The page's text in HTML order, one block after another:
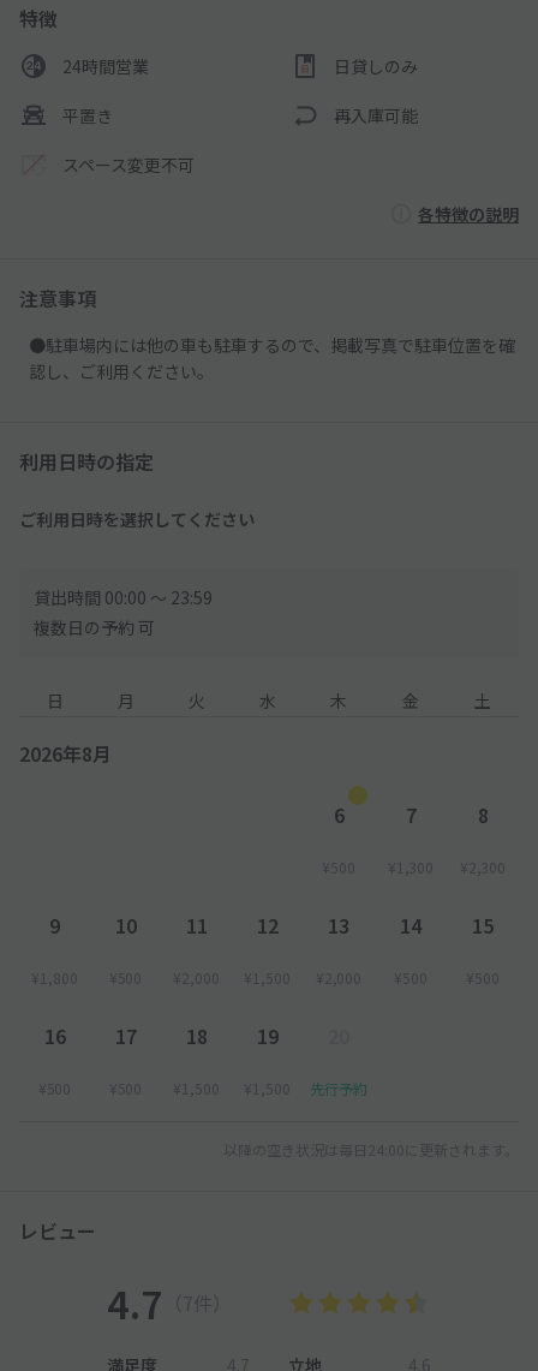
特徴
24時間営業 日貸しのみ
平置き 再入庫可能
スペース変更不可
各特徴の説明
注意事項
●駐車場内には他の車も駐車するので、掲載写真で駐車位置を確
認し、ご利用ください。
利用日時の指定
ご利用日時を選択してください
貸出時間 00:00 〜 23:59
複数日の予約 可
日 月 火 水 木 金 土
2026年8月
6
¥500
7
¥1,300
8
¥2,300
9
¥1,800
10
¥500
11
¥2,000
12
¥1,500
13
¥2,000
14
¥500
15
¥500
16
¥500
17
¥500
18
¥1,500
19
¥1,500 先行予約
以降の空き状況は毎日24:00に更新されます。
レビュー
4.7 （7件）
満足度 4.7 立地 4.6